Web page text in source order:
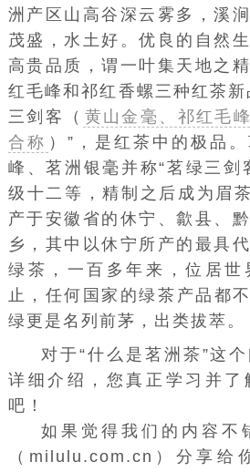
洲产区山高谷深云雾多，溪
茂盛，水土好。优良的自然
高贵品质，谓一叶集天地之
红毛峰和祁红香螺三种红茶新
三剑客（ 黄山金毫、祁红毛
合称 ） ”，是红茶中的极品
峰、茗洲银毫并称“茗绿三剑
级十二等，精制之后成为眉
产于安徽省的休宁、歙县、
乡，其中以休宁所产的最具代
绿茶，一百多年来，位居世
止，任何国家的绿茶 产品都
绿更是名列前茅，出类拔萃。
对于“什么是茗洲茶”这
详细介绍，您真正学习并了
吧！
如果觉得我们的内容不
（milulu.com.cn）分享给